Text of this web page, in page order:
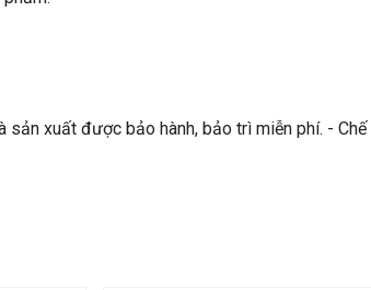
xuất được bảo hành, bảo trì miễn phí. -